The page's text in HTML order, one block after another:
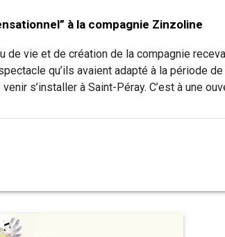
à la compagnie Zinzoline
de vie et de création de la compagnie
qu’ils avaient adapté à la période
s’installer à Saint-Péray. C’est à une